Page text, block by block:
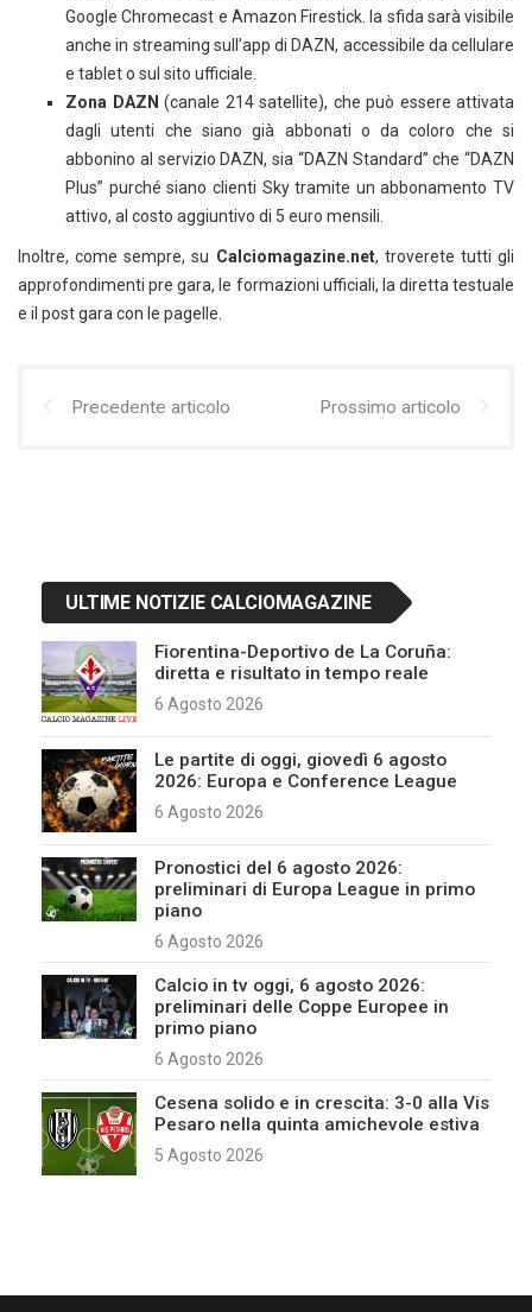
Google Chromecast e Amazon Firestick. la sfida sarà visibile
anche in streaming sull’app di DAZN, accessibile da cellulare
e tablet o sul sito ufficiale.
Zona DAZN (canale 214 satellite), che può essere attivata
dagli utenti che siano già abbonati o da coloro che si
abbonino al servizio DAZN, sia “DAZN Standard” che “DAZN
Plus” purché siano clienti Sky tramite un abbonamento TV
attivo, al costo aggiuntivo di 5 euro mensili.
Inoltre, come sempre, su Calciomagazine.net, troverete tutti gli
approfondimenti pre gara, le formazioni ufficiali, la diretta testuale
e il post gara con le pagelle.
Precedente articolo Prossimo articolo
ULTIME NOTIZIE CALCIOMAGAZINE
Fiorentina-Deportivo de La Coruña:
diretta e risultato in tempo reale
6 Agosto 2026
Le partite di oggi, giovedì 6 agosto
2026: Europa e Conference League
6 Agosto 2026
Pronostici del 6 agosto 2026:
preliminari di Europa League in primo
piano
6 Agosto 2026
Calcio in tv oggi, 6 agosto 2026:
preliminari delle Coppe Europee in
primo piano
6 Agosto 2026
Cesena solido e in crescita: 3-0 alla Vis
Pesaro nella quinta amichevole estiva
5 Agosto 2026